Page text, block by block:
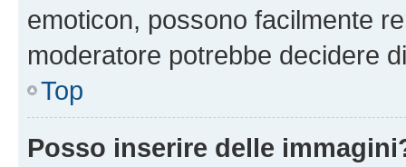
emoticon, possono facilmente
moderatore potrebbe decidere
Top
Posso inserire delle